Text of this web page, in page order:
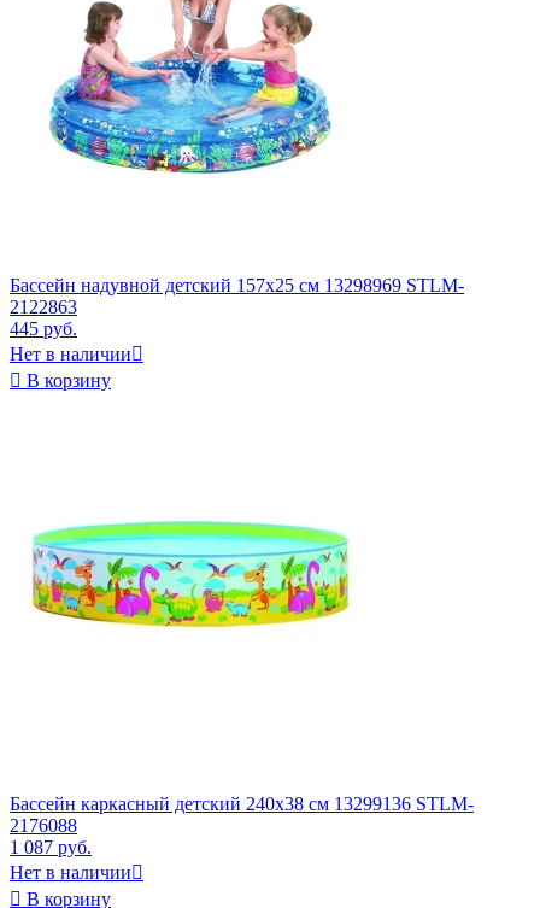
Бассейн надувной детский 157x25 см 13298969 STLM-
2122863
445 руб.
Нет в наличии
 В корзину
Бассейн каркасный детский 240х38 см 13299136 STLM-
2176088
1 087 руб.
Нет в наличии
 В корзину